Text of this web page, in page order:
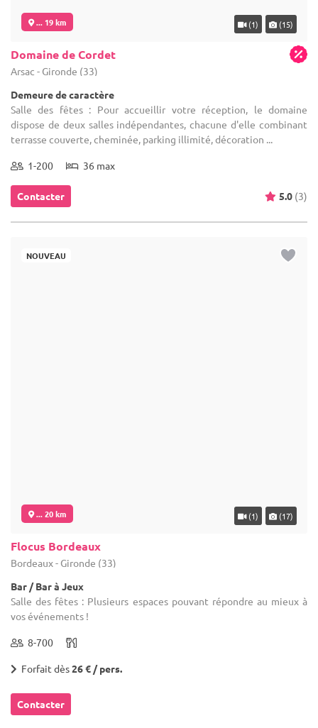
... 19 km (1) (15)
Domaine de Cordet
Arsac - Gironde (33)
Demeure de caractère
Salle des fêtes : Pour accueillir votre réception, le domaine
dispose de deux salles indépendantes, chacune d'elle combinant
terrasse couverte, cheminée, parking illimité, décoration ...
1-200 36 max
Contacter 5.0 (3)
NOUVEAU
... 20 km (1) (17)
Flocus Bordeaux
Bordeaux - Gironde (33)
Bar / Bar à Jeux
Salle des fêtes : Plusieurs espaces pouvant répondre au mieux à
vos événements !
8-700
Forfait dès26 € / pers.
Contacter